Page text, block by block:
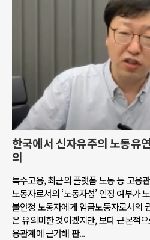
한국에서 신자유주의 노동유
의
특수고용, 최근의 플랫폼 노동 등 고용
노동자로서의 ‘노동자성’ 인정 여부가
불안정 노동자에게 임금노동자로서의
은 유의미한 것이겠지만, 보다 근본적
용관계에 근거해 판...